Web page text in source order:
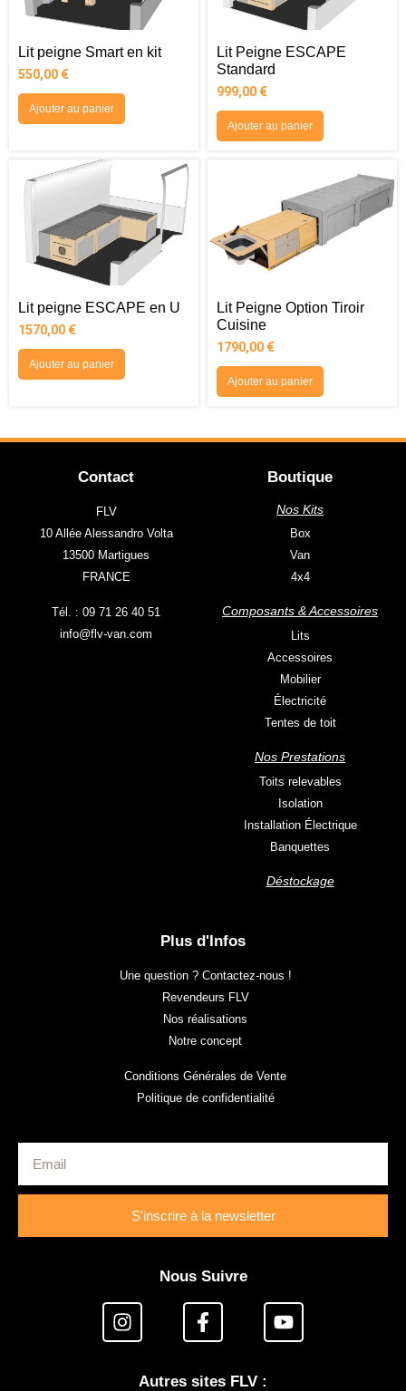
Lit peigne Smart en kit
550,00 €
Ajouter au panier
Lit Peigne ESCAPE
Standard
999,00 €
Ajouter au panier
Lit peigne ESCAPE en U
1570,00 €
Ajouter au panier
Lit Peigne Option Tiroir
Cuisine
1790,00 €
Ajouter au panier
Contact
FLV
10 Allée Alessandro Volta
13500 Martigues
FRANCE
Tél. : 09 71 26 40 51
info@flv-van.com
Boutique
Nos Kits
Box
Van
4x4
Composants & Accessoires
Lits
Accessoires
Mobilier
Électricité
Tentes de toit
Nos Prestations
Toits relevables
Isolation
Installation Électrique
Banquettes
Déstockage
Plus d'Infos
Une question ? Contactez-nous !
Revendeurs FLV
Nos réalisations
Notre concept
Conditions Générales de Vente
Politique de confidentialité
S'inscrire à la newsletter
Nous Suivre
Autres sites FLV :